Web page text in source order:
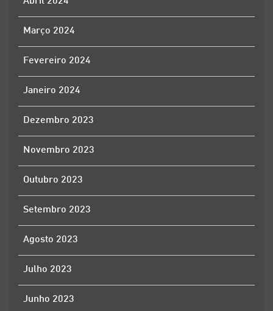
Março 2024
Fevereiro 2024
Janeiro 2024
Dezembro 2023
Novembro 2023
Outubro 2023
Setembro 2023
Agosto 2023
Julho 2023
Junho 2023